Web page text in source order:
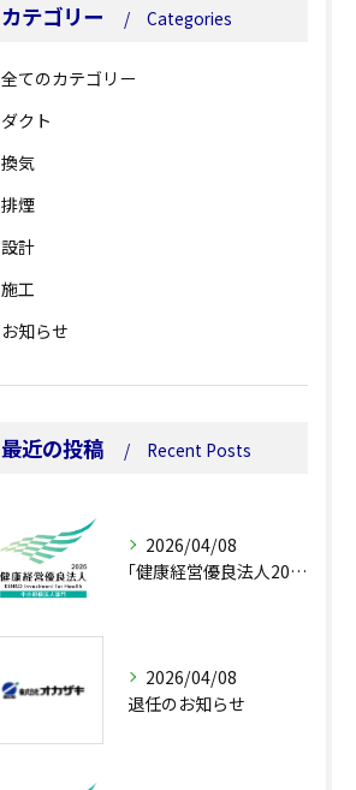
カテゴリー Categories
全てのカテゴリー
ダクト
換気
排煙
設計
施工
お知らせ
最近の投稿 Recent Posts
2026/04/08
｢健康経営優良法人2026（中小規模法人部門）｣に認定されました。
2026/04/08
退任のお知らせ